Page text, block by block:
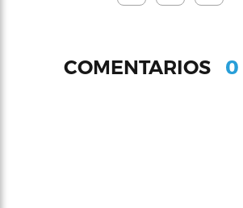
COMENTARIOS 0